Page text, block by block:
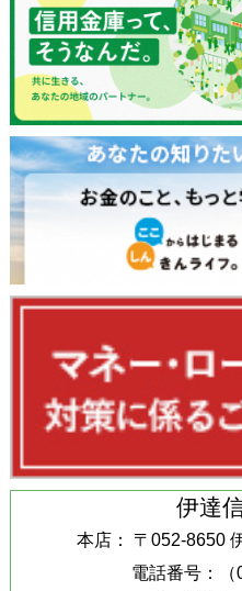
伊達
本店： 〒052-8650
電話番号：